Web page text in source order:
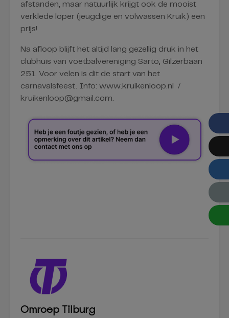
afstanden, maar natuurlijk krijgt ook de mooist
verklede loper (jeugdige en volwassen Kruik) een
prijs!
Na afloop blijft het altijd lang gezellig druk in het
clubhuis van voetbalvereniging Sarto, Gilzerbaan
251. Voor velen is dit de start van het
carnavalsfeest. Info: www.kruikenloop.nl /
kruikenloop@gmail.com.
Omroep Tilburg